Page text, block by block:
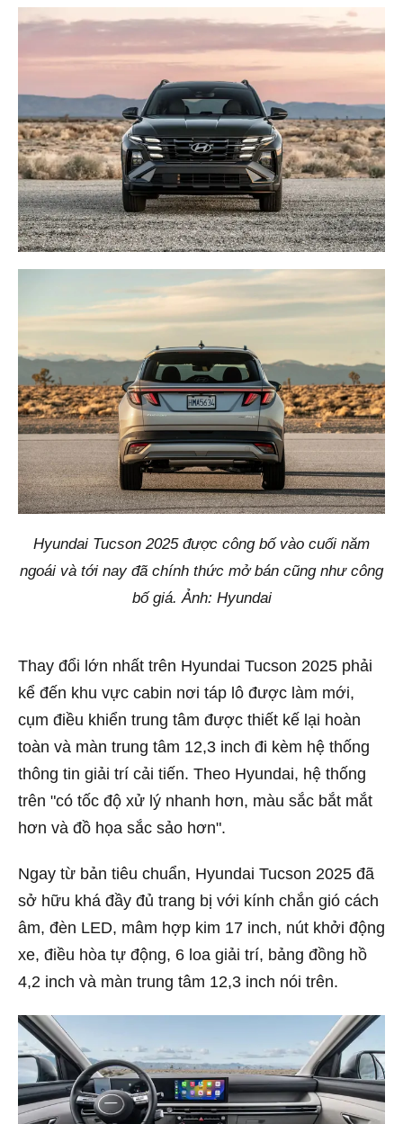
Hyundai Tucson 2025 được công bố vào cuối năm
ngoái và tới nay đã chính thức mở bán cũng như công
bố giá. Ảnh: Hyundai
Thay đổi lớn nhất trên Hyundai Tucson 2025 phải
kể đến khu vực cabin nơi táp lô được làm mới,
cụm điều khiển trung tâm được thiết kế lại hoàn
toàn và màn trung tâm 12,3 inch đi kèm hệ thống
thông tin giải trí cải tiến. Theo Hyundai, hệ thống
trên "có tốc độ xử lý nhanh hơn, màu sắc bắt mắt
hơn và đồ họa sắc sảo hơn".
Ngay từ bản tiêu chuẩn, Hyundai Tucson 2025 đã
sở hữu khá đầy đủ trang bị với kính chắn gió cách
âm, đèn LED, mâm hợp kim 17 inch, nút khởi động
xe, điều hòa tự động, 6 loa giải trí, bảng đồng hồ
4,2 inch và màn trung tâm 12,3 inch nói trên.